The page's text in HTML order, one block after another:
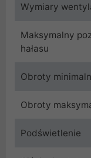
Wymiary
Maksymalny
hałasu
Obroty
Obroty
Podświetlenie